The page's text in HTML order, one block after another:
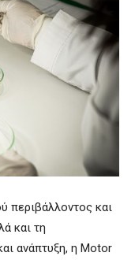
περιβάλλοντος και
και τη
ανάπτυξη, η Motor